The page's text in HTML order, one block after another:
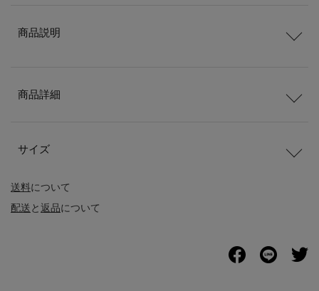
送料について
配送と返品について
商品説明
商品詳細
サイズ